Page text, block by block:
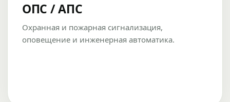
ОПС / АПС
Охранная и пожарная сигнализация,
оповещение и инженерная автоматика.